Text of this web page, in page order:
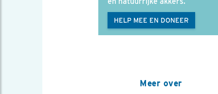
HELP MEE EN DONEER
Meer over